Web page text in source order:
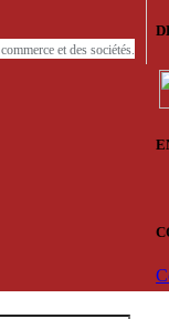
et des sociétés.